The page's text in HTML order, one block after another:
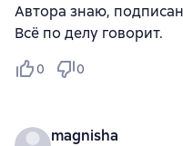
Автора знаю,
Всё по делу говорит.
0 0
magnisha